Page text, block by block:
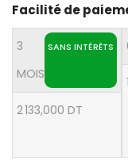
Facilité de
3
MOIS
SANS INTÉRÊTS
2 133,000 DT